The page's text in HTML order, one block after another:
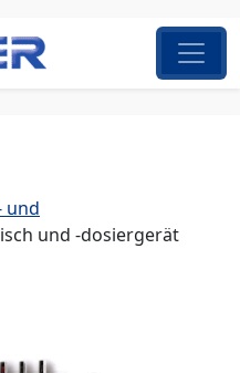
und
und -dosiergerät